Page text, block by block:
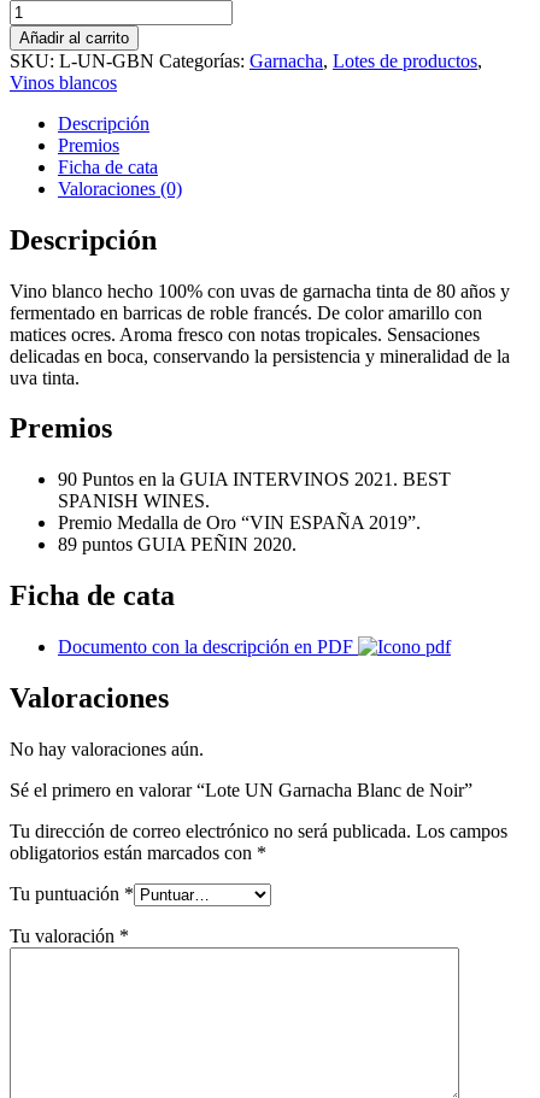
Añadir al carrito
SKU: L-UN-GBN Categorías: Garnacha, Lotes de productos,
Vinos blancos
Descripción
Premios
Ficha de cata
Valoraciones (0)
Descripción
Vino blanco hecho 100% con uvas de garnacha tinta de 80 años y
fermentado en barricas de roble francés. De color amarillo con
matices ocres. Aroma fresco con notas tropicales. Sensaciones
delicadas en boca, conservando la persistencia y mineralidad de la
uva tinta.
Premios
90 Puntos en la GUIA INTERVINOS 2021. BEST
SPANISH WINES.
Premio Medalla de Oro “VIN ESPAÑA 2019”.
89 puntos GUIA PEÑIN 2020.
Ficha de cata
Documento con la descripción en PDF
Valoraciones
No hay valoraciones aún.
Sé el primero en valorar “Lote UN Garnacha Blanc de Noir”
Tu dirección de correo electrónico no será publicada. Los campos
obligatorios están marcados con *
Tu puntuación *
Tu valoración *